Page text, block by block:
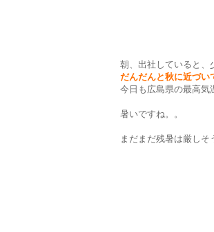
朝、出社していると、
だんだんと秋に近づい
今日も広島県の最高気
暑いですね。。
まだまだ残暑は厳しそ